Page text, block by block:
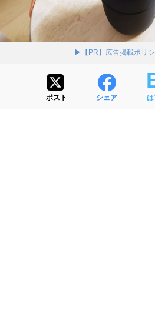
▶【PR】広告掲載ポリ
ポスト シェア